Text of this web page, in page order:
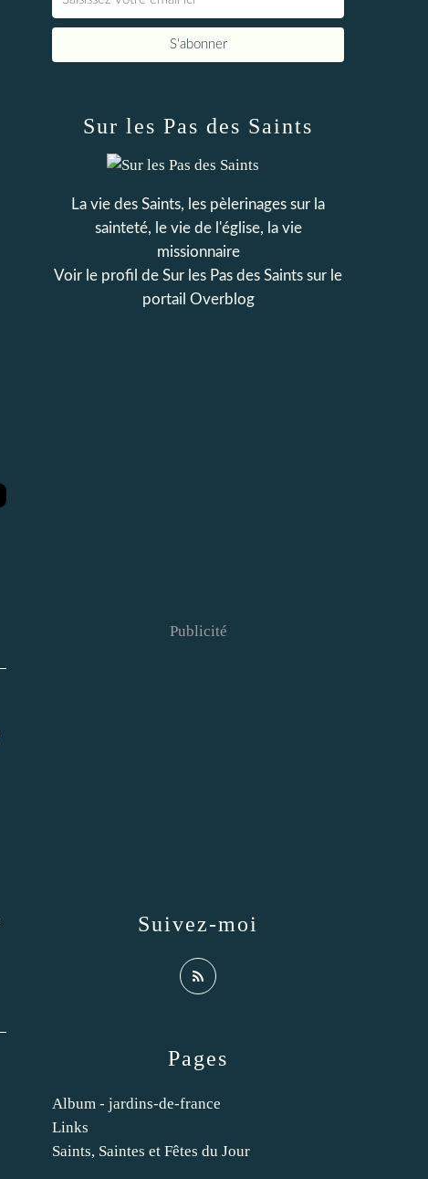
Pages
Album - jardins-de-france
Links
Saints, Saintes et Fêtes du Jour
Sur les Pas des Saints
La vie des Saints, les pèlerinages sur la
sainteté, le vie de l'église, la vie
missionnaire
Voir le profil de Sur les Pas des Saints sur le
portail Overblog
Suivez-moi
Publicité